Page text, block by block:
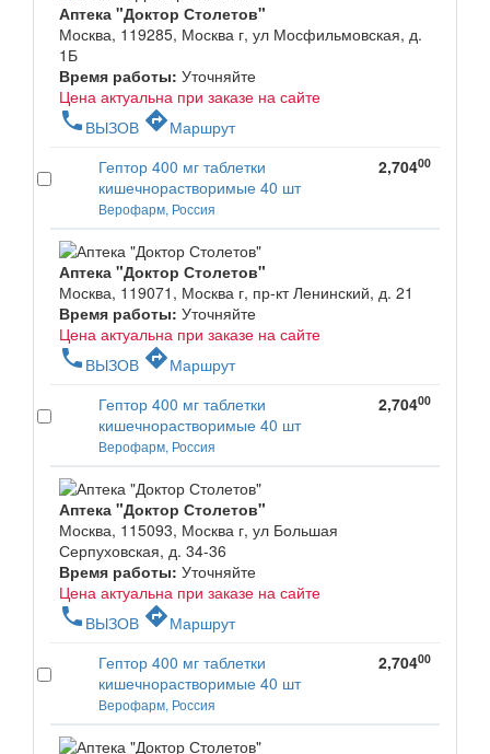
Аптека "Доктор Столетов"
Москва, 119285, Москва г, ул Мосфильмовская, д.
1Б
Время работы: Уточняйте
Цена актуальна при заказе на сайте
phone ВЫЗОВ directionsМаршрут
Гептор 400 мг таблетки
кишечнорастворимые 40 шт
Верофарм, Россия
2,70400
Аптека "Доктор Столетов"
Москва, 119071, Москва г, пр-кт Ленинский, д. 21
Время работы: Уточняйте
Цена актуальна при заказе на сайте
phone ВЫЗОВ directionsМаршрут
Гептор 400 мг таблетки
кишечнорастворимые 40 шт
Верофарм, Россия
2,70400
Аптека "Доктор Столетов"
Москва, 115093, Москва г, ул Большая
Серпуховская, д. 34-36
Время работы: Уточняйте
Цена актуальна при заказе на сайте
phone ВЫЗОВ directionsМаршрут
Гептор 400 мг таблетки
кишечнорастворимые 40 шт
Верофарм, Россия
2,70400